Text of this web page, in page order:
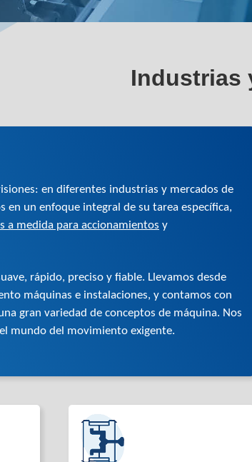
Industrias
en diferentes industrias y mercados de
en un enfoque integral de su tarea específica,
a medida para accionamientos y
rápido, preciso y fiable. Llevamos desde
máquinas e instalaciones, y contamos con
gran variedad de conceptos de máquina. Nos
mundo del movimiento exigente.